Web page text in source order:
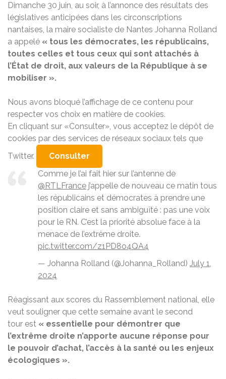
Dimanche 30 juin, au soir, à l’annonce des résultats des
législatives anticipées dans les circonscriptions
nantaises, la maire socialiste de Nantes Johanna Rolland
a appelé « tous les démocrates, les républicains,
toutes celles et tous ceux qui sont attachés à
l’État de droit, aux valeurs de la République à se
mobiliser ».
Nous avons bloqué l’affichage de ce contenu pour
respecter vos choix en matière de cookies.
En cliquant sur «Consulter», vous acceptez le dépôt de
cookies par des services de réseaux sociaux tels que
Twitter.
Consulter
Comme je l’ai fait hier sur l’antenne de
@RTLFrance j’appelle de nouveau ce matin tous
les républicains et démocrates à prendre une
position claire et sans ambiguïté : pas une voix
pour le RN. C’est la priorité absolue face à la
menace de l’extrême droite.
pic.twitter.com/z1PD8o4QA4
— Johanna Rolland (@Johanna_Rolland) July 1,
2024
Réagissant aux scores du Rassemblement national, elle
veut souligner que cette semaine avant le second
tour est « essentielle pour démontrer que
l’extrême droite n’apporte aucune réponse pour
le pouvoir d’achat, l’accès à la santé ou les enjeux
écologiques ».